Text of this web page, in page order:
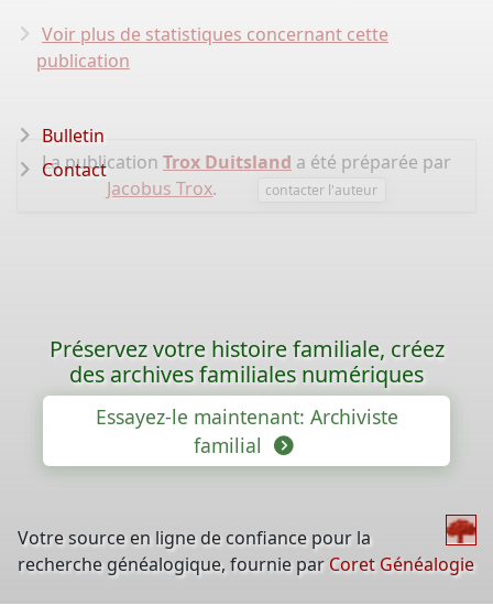
Voir plus de statistiques concernant cette
publication
La publication Trox Duitsland a été préparée par
Jacobus Trox. contacter l'auteur
Bulletin
Contact
Préservez votre histoire familiale, créez
des archives familiales numériques
Essayez-le maintenant: Archiviste
familial
Votre source en ligne de confiance pour la
recherche généalogique, fournie par Coret Généalogie